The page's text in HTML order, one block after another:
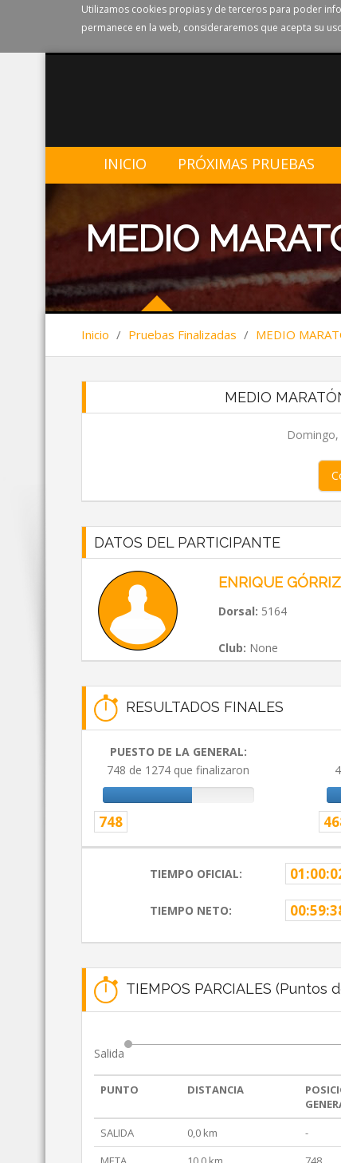
Utilizamos cookies propias y de terceros para poder
permanece en la web, consideraremos que acepta su
INICIO PRÓXIMAS PRUEBAS
MEDIO
Inicio / Pruebas Finalizadas / MEDIO
MEDIO
Domingo,
DATOS DEL PARTICIPANTE
ENRIQUE
Dorsal: 5164
Club: None
RESULTADOS FINALES
PUESTO DE LA GENERAL:
748 de 1274 que finalizaron
748
TIEMPO OFICIAL:
TIEMPO NETO:
TIEMPOS PARCIALES (Puntos
Salida
PUNTO DISTANCIA
SALIDA 0,0 km -